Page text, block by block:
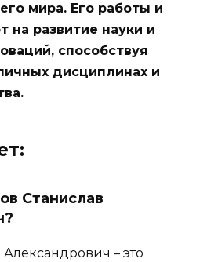
мира. Его работы и
на развитие науки и
способствуя
дисциплинах и
Станислав
Александрович – это